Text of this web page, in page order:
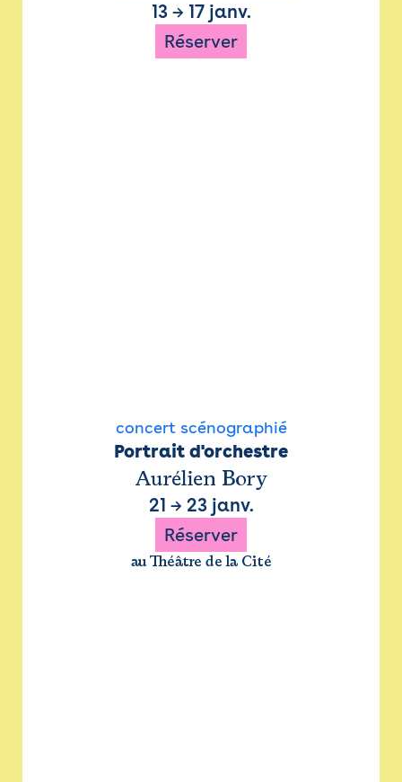
13→ 17 janv.
Réserver
concert scénographié
Portrait d'orchestre
Aurélien Bory
21 → 23 janv.
Réserver
au Théâtre de la Cité